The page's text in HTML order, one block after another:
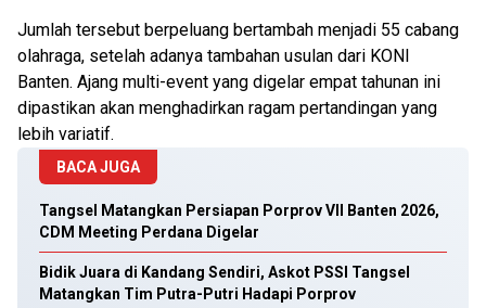
Jumlah tersebut berpeluang bertambah menjadi 55 cabang
olahraga, setelah adanya tambahan usulan dari KONI
Banten. Ajang multi-event yang digelar empat tahunan ini
dipastikan akan menghadirkan ragam pertandingan yang
lebih variatif.
BACA JUGA
Tangsel Matangkan Persiapan Porprov VII Banten 2026,
CDM Meeting Perdana Digelar
Bidik Juara di Kandang Sendiri, Askot PSSI Tangsel
Matangkan Tim Putra-Putri Hadapi Porprov